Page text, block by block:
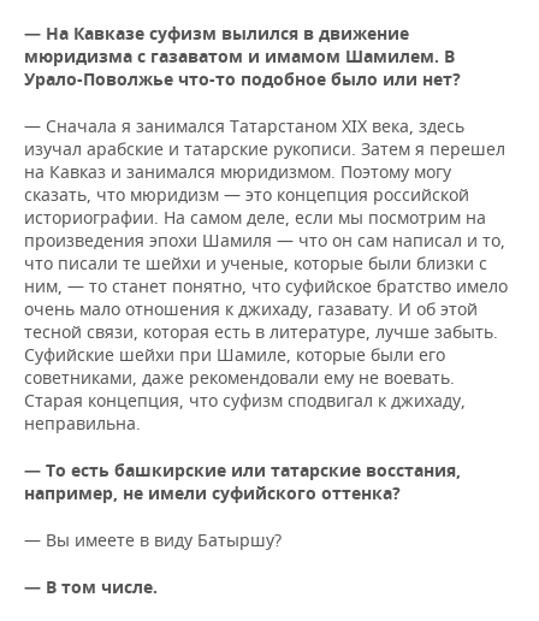
— На Кавказе суфизм вылился в движение
мюридизма с газаватом и имамом Шамилем. В
Урало-Поволжье что-то подобное было или нет?
— Сначала я занимался Татарстаном XIX века, здесь
изучал арабские и татарские рукописи. Затем я перешел
на Кавказ и занимался мюридизмом. Поэтому могу
сказать, что мюридизм — это концепция российской
историографии. На самом деле, если мы посмотрим на
произведения эпохи Шамиля — что он сам написал и то,
что писали те шейхи и ученые, которые были близки с
ним, — то станет понятно, что суфийское братство имело
очень мало отношения к джихаду, газавату. И об этой
тесной связи, которая есть в литературе, лучше забыть.
Суфийские шейхи при Шамиле, которые были его
советниками, даже рекомендовали ему не воевать.
Старая концепция, что суфизм сподвигал к джихаду,
неправильна.
— То есть башкирские или татарские восстания,
например, не имели суфийского оттенка?
— Вы имеете в виду Батыршу?
— В том числе.